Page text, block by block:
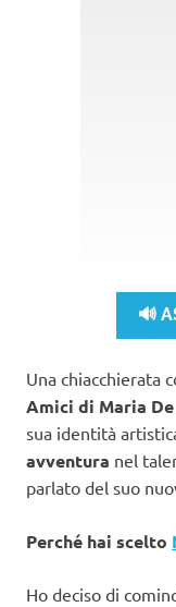
🔊
Una chiacchierata
Amici di Maria
sua identità
avventura nel
parlato del suo
Perché hai scelto
Ho deciso di